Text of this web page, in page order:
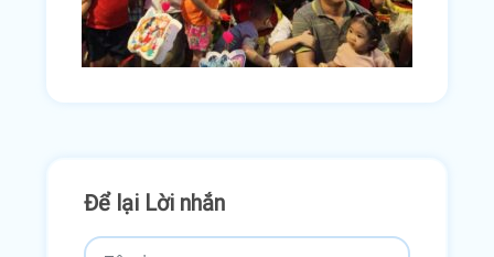
Để lại Lời nhắn